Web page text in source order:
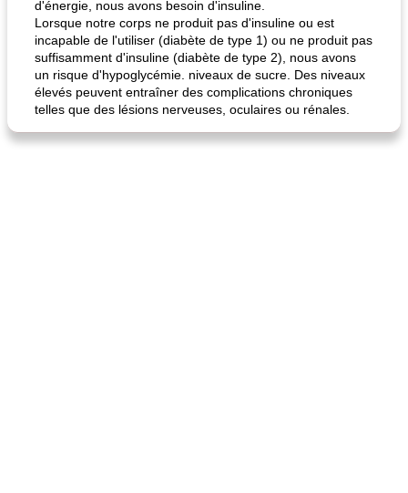
d'énergie, nous avons besoin d'insuline.
Lorsque notre corps ne produit pas d'insuline ou est
incapable de l'utiliser (diabète de type 1) ou ne produit pas
suffisamment d'insuline (diabète de type 2), nous avons
un risque d'hypoglycémie. niveaux de sucre. Des niveaux
élevés peuvent entraîner des complications chroniques
telles que des lésions nerveuses, oculaires ou rénales.